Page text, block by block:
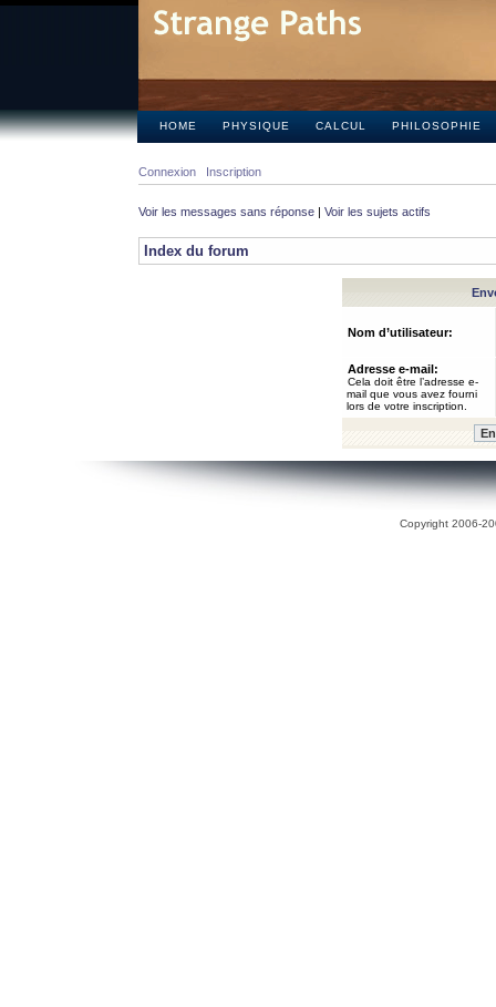
HOME PHYSIQUE CALCUL PHILOSOPHIE
Connexion Inscription
Voir les messages sans réponse | Voir les sujets actifs
Index du forum
Nom d’utilisateur:
Adresse e-mail:
Cela doit être l’adresse e-
mail que vous avez fourni
lors de votre inscription.
Copyright 2006-